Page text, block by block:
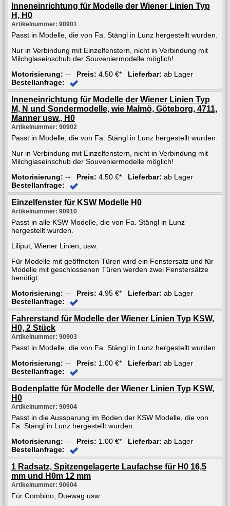
Inneneinrichtung für Modelle der Wiener Linien Typ
H, H0
Artikelnummer: 90901
Passt in Modelle, die von Fa. Stängl in Lunz hergestellt wurden.
Nur in Verbindung mit Einzelfenstern, nicht in Verbindung mit
Milchglaseinschub der Souveniermodelle möglich!
Motorisierung: -- Preis: 4.50 €* Lieferbar: ab Lager
Bestellanfrage:
Inneneinrichtung für Modelle der Wiener Linien Typ
M, N und Sondermodelle, wie Malmö, Göteborg, 4711,
Manner usw., H0
Artikelnummer: 90902
Passt in Modelle, die von Fa. Stängl in Lunz hergestellt wurden.
Nur in Verbindung mit Einzelfenstern, nicht in Verbindung mit
Milchglaseinschub der Souveniermodelle möglich!
Motorisierung: -- Preis: 4.50 €* Lieferbar: ab Lager
Bestellanfrage:
Einzelfenster für KSW Modelle H0
Artikelnummer: 90910
Passt in alle KSW Modelle, die von Fa. Stängl in Lunz
hergestellt wurden.
Liliput, Wiener Linien, usw.
Für Modelle mit geöffneten Türen wird ein Fenstersatz und für
Modelle mit geschlossenen Türen werden zwei Fenstersätze
benötigt.
Motorisierung: -- Preis: 4.95 €* Lieferbar: ab Lager
Bestellanfrage:
Fahrerstand für Modelle der Wiener Linien Typ KSW,
H0, 2 Stück
Artikelnummer: 90903
Passt in Modelle, die von Fa. Stängl in Lunz hergestellt wurden.
Motorisierung: -- Preis: 1.00 €* Lieferbar: ab Lager
Bestellanfrage:
Bodenplatte für Modelle der Wiener Linien Typ KSW,
H0
Artikelnummer: 90904
Passt in die Aussparung im Boden der KSW Modelle, die von
Fa. Stängl in Lunz hergestellt wurden.
Motorisierung: -- Preis: 1.00 €* Lieferbar: ab Lager
Bestellanfrage:
1 Radsatz, Spitzengelagerte Laufachse für H0 16,5
mm und H0m 12 mm
Artikelnummer: 90604
Für Combino, Duewag usw.